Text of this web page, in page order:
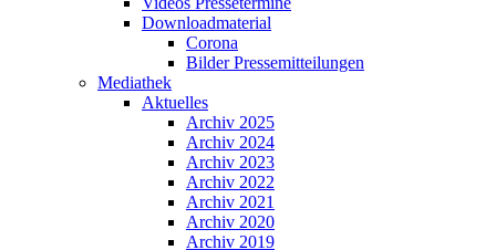
Downloadmaterial
Corona
Bilder Pressemitteilungen
Mediathek
Aktuelles
Archiv 2025
Archiv 2024
Archiv 2023
Archiv 2022
Archiv 2021
Archiv 2020
Archiv 2019